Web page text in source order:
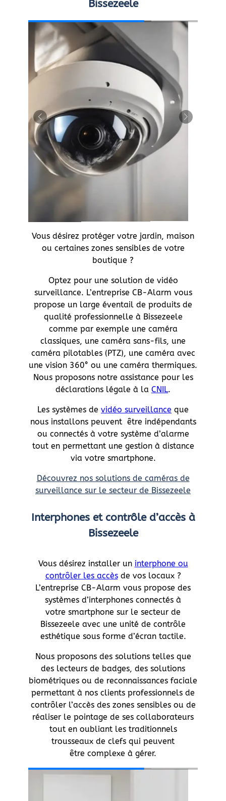
Bissezeele
Vous désirez protéger votre jardin, maison
ou certaines zones sensibles de votre
boutique ?
Optez pour une solution de vidéo
surveillance. L’entreprise CB-Alarm vous
propose un large éventail de produits de
qualité professionnelle à Bissezeele
comme par exemple une caméra
classiques, une caméra sans-fils, une
caméra pilotables (PTZ), une caméra avec
une vision 360° ou une caméra thermiques.
Nous proposons notre assistance pour les
déclarations légale à la CNIL.
Les systèmes de vidéo surveillance que
nous installons peuvent être indépendants
ou connectés à votre système d’alarme
tout en permettant une gestion à distance
via votre smartphone.
Découvrez nos solutions de caméras de
surveillance sur le secteur de Bissezeele
Interphones et contrôle d’accès à
Bissezeele
Vous désirez installer un interphone ou
contrôler les accèsde vos locaux ?
L’entreprise CB-Alarm vous propose des
systèmes d’interphones connectés à
votre smartphone sur le secteur de
Bissezeele avec une unité de contrôle
esthétique sous forme d’écran tactile.
Nous proposons des solutions telles que
des lecteurs de badges, des solutions
biométriques ou de reconnaissances faciale
permettant à nos clients professionnels de
contrôler l’accès des zones sensibles ou de
réaliser le pointage de ses collaborateurs
tout en oubliant les traditionnels
trousseaux de clefs qui peuvent
être complexe à gérer.